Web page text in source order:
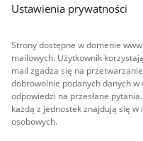
Ustawienia prywatności
Strony dostępne w domenie
mailowych. Użytkownik
mail zgadza się na
dobrowolnie podanych danych w
odpowiedzi na przesłane
każdą z jednostek znajdują się
osobowych.